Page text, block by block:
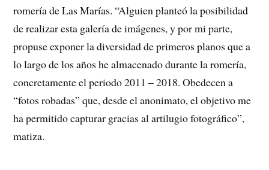
romería de Las Marías. “Alguien planteó la posibilidad
de realizar esta galería de imágenes, y por mi parte,
propuse exponer la diversidad de primeros planos que a
lo largo de los años he almacenado durante la romería,
concretamente el periodo 2011 – 2018. Obedecen a
“fotos robadas” que, desde el anonimato, el objetivo me
ha permitido capturar gracias al artilugio fotográfico”,
matiza.